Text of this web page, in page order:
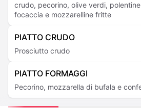
crudo, pecorino, olive verdi,
focaccia e mozzarelline fritte
PIATTO CRUDO
Prosciutto crudo
PIATTO FORMAGGI
Pecorino, mozzarella di bufala e